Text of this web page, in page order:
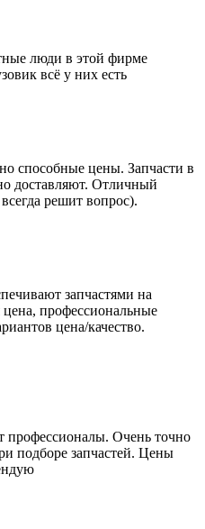
люди в этой фирме
всё у них есть
способные цены. Запчасти в
доставляют. Отличный
решит вопрос).
запчастями на
профессиональные
цена/качество.
профессионалы. Очень точно
подборе запчастей. Цены